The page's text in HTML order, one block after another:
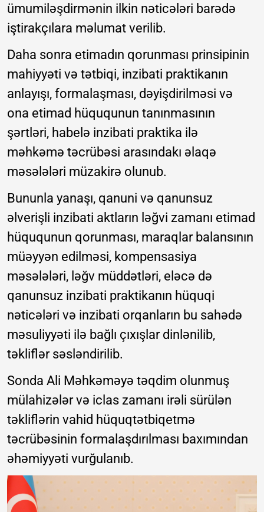
ümumiləşdirmənin ilkin nəticələri barədə
iştirakçılara məlumat verilib.
Daha sonra etimadın qorunması prinsipinin
mahiyyəti və tətbiqi, inzibati praktikanın
anlayışı, formalaşması, dəyişdirilməsi və
ona etimad hüququnun tanınmasının
şərtləri, habelə inzibati praktika ilə
məhkəmə təcrübəsi arasındakı əlaqə
məsələləri müzakirə olunub.
Bununla yanaşı, qanuni və qanunsuz
əlverişli inzibati aktların ləğvi zamanı etimad
hüququnun qorunması, maraqlar balansının
müəyyən edilməsi, kompensasiya
məsələləri, ləğv müddətləri, eləcə də
qanunsuz inzibati praktikanın hüquqi
nəticələri və inzibati orqanların bu sahədə
məsuliyyəti ilə bağlı çıxışlar dinlənilib,
təkliflər səsləndirilib.
Sonda Ali Məhkəməyə təqdim olunmuş
mülahizələr və iclas zamanı irəli sürülən
təkliflərin vahid hüquqtətbiqetmə
təcrübəsinin formalaşdırılması baxımından
əhəmiyyəti vurğulanıb.